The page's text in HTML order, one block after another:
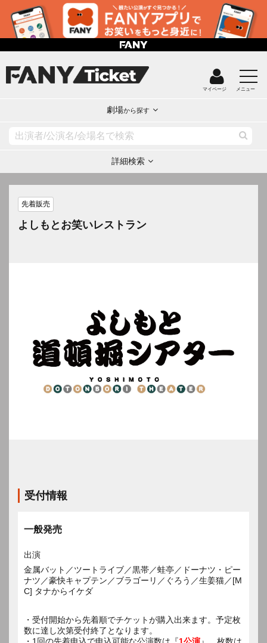
マイページ メニュー
劇場から探す
詳細検索
先着販売
よしもとお笑いレストラン
受付情報
一般発売
出演
金属バット／ツートライブ／黒帯／蛙亭／ドーナツ・ピー
ナツ／豪快キャプテン／ブラゴーリ／ぐろう／生姜猫／[M
C] タナからイケダ
・受付開始から先着順でチケットが購入出来ます。予定枚
数に達し次第受付終了となります。